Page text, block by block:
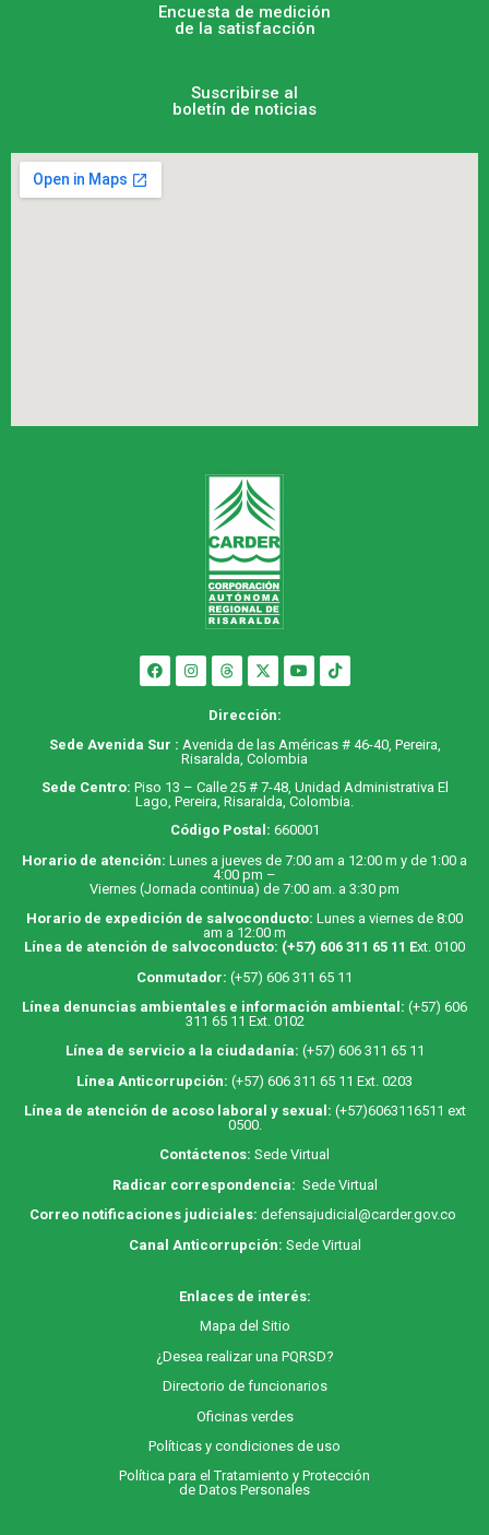
Encuesta de medición
de la satisfacción
Suscribirse al
boletín de noticias
Dirección:
Sede Avenida Sur : Avenida de las Américas # 46-40, Pereira,
Risaralda, Colombia
Sede Centro: Piso 13 – Calle 25 # 7-48, Unidad Administrativa El
Lago, Pereira, Risaralda, Colombia.
Código Postal: 660001
Horario de atención: Lunes a jueves de 7:00 am a 12:00 m y de 1:00 a
4:00 pm –
Viernes (Jornada continua) de 7:00 am. a 3:30 pm
Horario de expedición de salvoconducto: Lunes a viernes de 8:00
am a 12:00 m
Línea de atención de salvoconducto: (+57) 606 311 65 11 Ext. 0100
Conmutador: (+57) 606 311 65 11
Línea denuncias ambientales e información ambiental: (+57) 606
311 65 11 Ext. 0102
Línea de servicio a la ciudadanía: (+57) 606 311 65 11
Línea Anticorrupción: (+57) 606 311 65 11 Ext. 0203
Línea de atención de acoso laboral y sexual: (+57)6063116511 ext
0500.
Contáctenos: Sede Virtual
Radicar correspondencia: Sede Virtual
Correo notificaciones judiciales: defensajudicial@carder.gov.co
Canal Anticorrupción: Sede Virtual
Enlaces de interés:
Mapa del Sitio
¿Desea realizar una PQRSD?
Directorio de funcionarios
Oficinas verdes
Políticas y condiciones de uso
Política para el Tratamiento y Protección
de Datos Personales